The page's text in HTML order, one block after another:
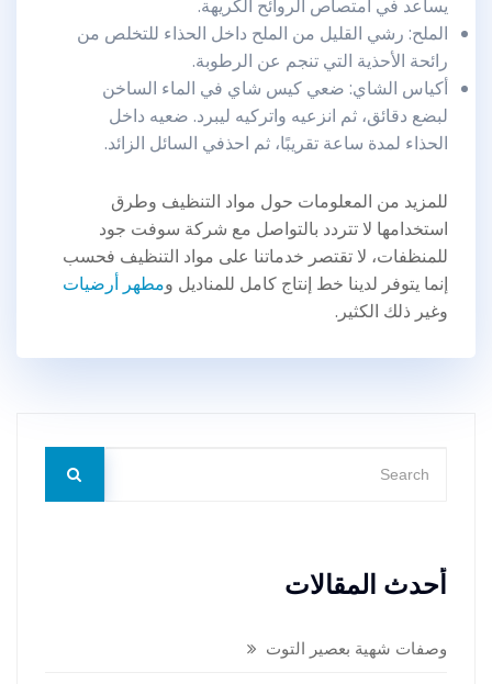
يساعد في امتصاص الروائح الكريهة.
الملح: رشي القليل من الملح داخل الحذاء للتخلص من
رائحة الأحذية التي تنجم عن الرطوبة.
أكياس الشاي: ضعي كيس شاي في الماء الساخن
لبضع دقائق، ثم انزعيه واتركيه ليبرد. ضعيه داخل
الحذاء لمدة ساعة تقريبًا، ثم احذفي السائل الزائد.
للمزيد من المعلومات حول مواد التنظيف وطرق
استخدامها لا تتردد بالتواصل مع شركة سوفت جود
للمنظفات، لا تقتصر خدماتنا على مواد التنظيف فحسب
إنما يتوفر لدينا خط إنتاج كامل للمناديل ومطهر أرضيات
وغير ذلك الكثير.
أحدث المقالات
وصفات شهية بعصير التوت